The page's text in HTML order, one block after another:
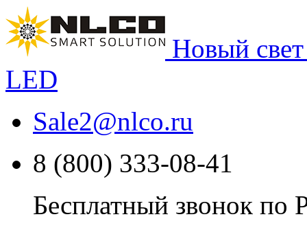
Новый
LED
Sale2@nlco.ru
8 (800) 333-08-41
Бесплатный звонок по